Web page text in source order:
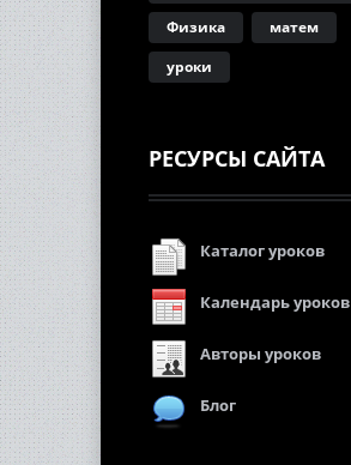
Физика
матем
уроки
РЕСУРСЫ САЙТА
Каталог уроков
Календарь уроков
Авторы уроков
Блог